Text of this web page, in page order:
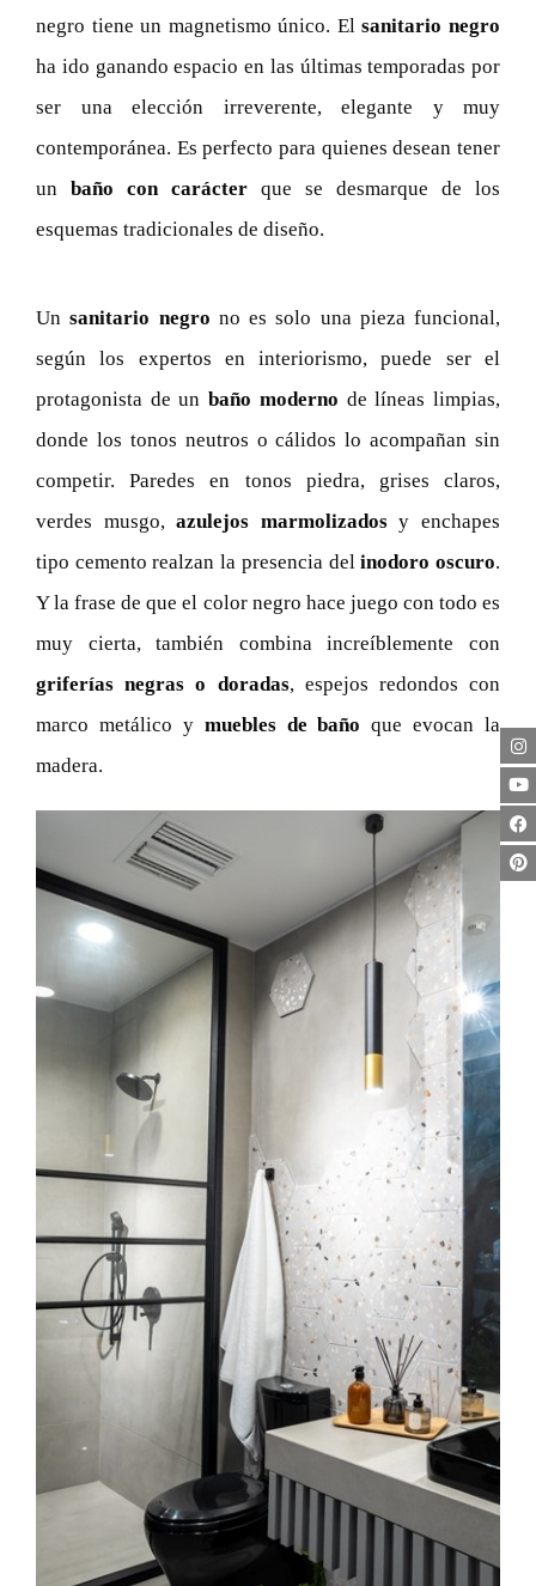
negro tiene un magnetismo único. Elsanitario negro
ha ido ganando espacio en las últimas temporadas por
ser una elección irreverente, elegante y muy
contemporánea. Es perfecto para quienes desean tener
un baño con carácter que se desmarque de los
esquemas tradicionales de diseño.
Unsanitario negro no es solo una pieza funcional,
según los expertos en interiorismo, puede ser el
protagonista de unbaño moderno de líneas limpias,
donde los tonos neutros o cálidos lo acompañan sin
competir. Paredes en tonos piedra, grises claros,
verdes musgo,azulejos marmolizadosy enchapes
tipo cemento realzan la presencia delinodoro oscuro.
Y la frase de que el color negro hace juego con todo es
muy cierta, también combina increíblemente con
griferías negras o doradas, espejos redondos con
marco metálico y muebles de baño que evocan la
madera.